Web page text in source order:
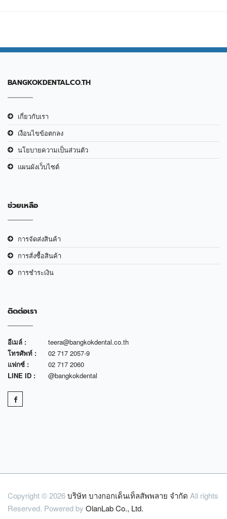
BANGKOKDENTAL.CO.TH
เกี่ยวกับเรา
เงือนไขข้อตกลง
นโยบายความเป็นส่วนตัว
แผนผังเว็บไซต์
ช่วยเหลือ
การจัดส่งสินค้า
การสั่งซื้อสินค้า
การชำระเงิน
ติดต่อเรา
อีเมล์ :
teera@bangkokdental.co.th
โทรศัพท์ :
02 717 2057-9
แฟกซ์ :
02 717 2060
LINE ID :
@bangkokdental
Copyright © 2026บริษัท บางกอกเด็นเท็ลสัพพลาย จำกัด All rights
Reserved. Powered by OlanLab Co., Ltd.